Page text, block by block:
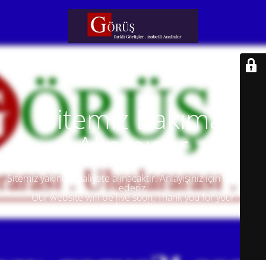
Sitemiz Bakıma
Alınmıştır
Sitemiz yakında faaliyete alınacaktır. Anlayışınız için teşekkür
ederiz.
Our website will be live soon. Thank you for your
understanding.